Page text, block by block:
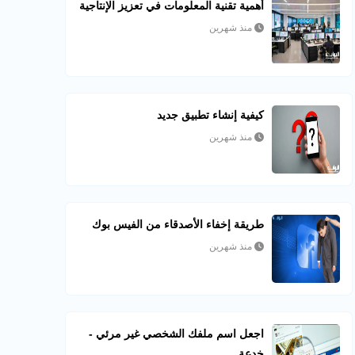
أهمية تقنية المعلومات في تعزيز الإنتاجية
منذ شهرين
كيفية إنشاء تطبيق جديد
منذ شهرين
طريقة إخفاء الأصدقاء من الفيس بوك
منذ شهرين
اجعل اسم ملفك الشخصي غير مرئي -